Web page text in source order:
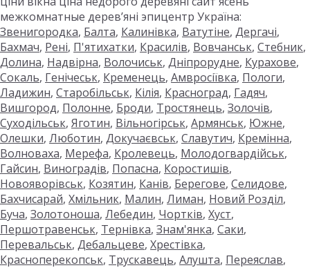
межкомнатные дерев’яні эпицентр Україна:
Звенигородка, Балта, Калинівка, Ватутіне, Дергачі,
Бахмач, Рені, П'ятихатки, Красилів, Вовчанськ, Стебник,
Долина, Надвірна, Волочиськ, Дніпрорудне, Курахове,
Сокаль, Генічеськ, Кременець, Амвросіївка, Пологи,
Ладижин, Старобільськ, Кілія, Красноград, Гадяч,
Вишгород, Полонне, Броди, Тростянець, Золочів,
Суходільськ, Яготин, Вільногірськ, Армянськ, Южне,
Олешки, Люботин, Докучаєвськ, Славутич, Кремінна,
Волноваха, Мерефа, Кролевець, Молодогвардійськ,
Гайсин, Виноградів, Попасна, Коростишів,
Новояворівськ, Козятин, Канів, Берегове, Селидове,
Бахчисарай, Хмільник, Малин, Лиман, Новий Розділ,
Буча, Золотоноша, Лебедин, Чортків, Хуст,
Першотравенськ, Тернівка, Знам'янка, Саки,
Перевальськ, Дебальцеве, Хрестівка,
Красноперекопськ, Трускавець, Алушта, Переяслав,